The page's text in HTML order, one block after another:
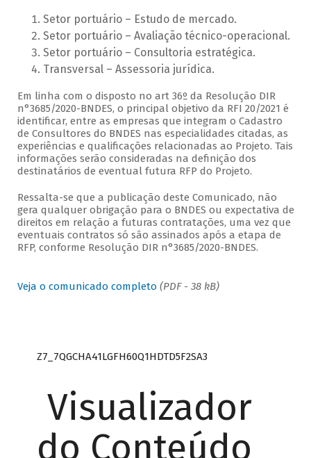
Setor portuário – Estudo de mercado.
Setor portuário – Avaliação técnico-operacional.
Setor portuário – Consultoria estratégica.
Transversal – Assessoria jurídica.
Em linha com o disposto no art 36º da Resolução DIR
n°3685/2020-BNDES, o principal objetivo da RFI 20/2021 é
identificar, entre as empresas que integram o Cadastro
de Consultores do BNDES nas especialidades citadas, as
experiências e qualificações relacionadas ao Projeto. Tais
informações serão consideradas na definição dos
destinatários de eventual futura RFP do Projeto.
Ressalta-se que a publicação deste Comunicado, não
gera qualquer obrigação para o BNDES ou expectativa de
direitos em relação a futuras contratações, uma vez que
eventuais contratos só são assinados após a etapa de
RFP, conforme Resolução DIR n°3685/2020-BNDES.
Veja o comunicado completo (PDF - 38 kB)
Z7_7QGCHA41LGFH60Q1HDTD5F2SA3
Visualizador
do Conteúdo